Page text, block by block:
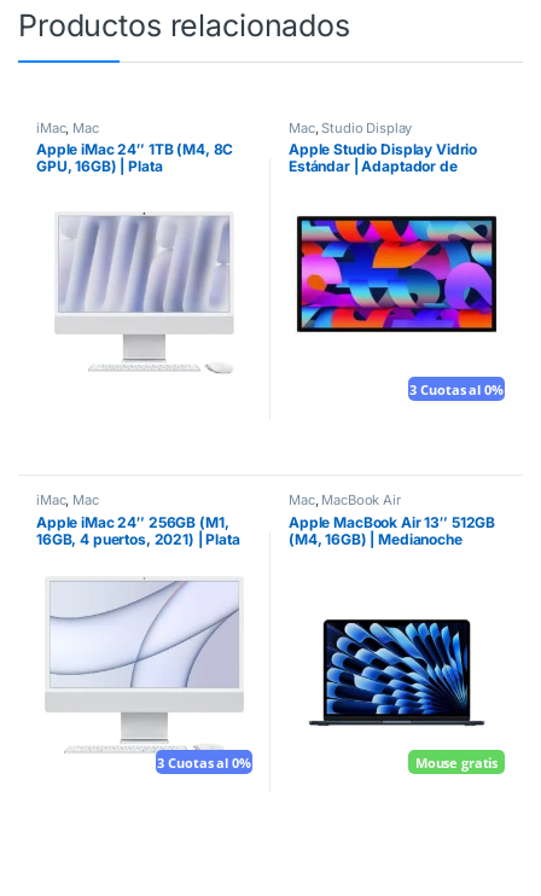
Productos relacionados
iMac, Mac
Apple iMac 24″ 1TB (M4, 8C
GPU, 16GB) | Plata
Mac,Studio Display
Apple Studio Display Vidrio
Estándar | Adaptador de
3 Cuotas al 0%
iMac, Mac
Apple iMac 24″ 256GB (M1,
16GB, 4 puertos, 2021) | Plata
3 Cuotas al 0%
Mac, MacBook Air
Apple MacBook Air 13″ 512GB
(M4, 16GB) | Medianoche
Mouse gratis